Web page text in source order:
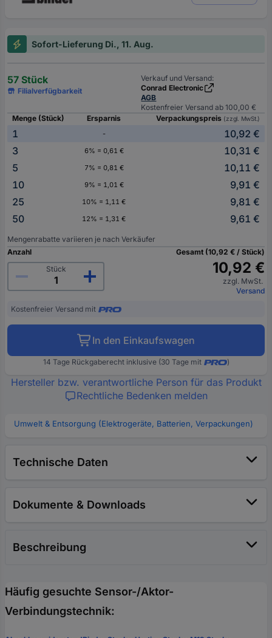
Sofort-Lieferung Di., 11. Aug.
57 Stück
Filialverfügbarkeit
Verkauf und Versand:
Conrad Electronic
AGB
Kostenfreier Versand ab 100,00 €
Menge (Stück)
Ersparnis Verpackungspreis (zzgl. MwSt.)
1 -
10,92 €
3
6% = 0,61 €
10,31 €
5
7% = 0,81 €
10,11 €
10
9% = 1,01 €
9,91 €
25
10% = 1,11 €
9,81 €
50
12% = 1,31 € 9,61 €
Mengenrabatte variieren je nach Verkäufer
Anzahl
Stück
Gesamt (10,92 € / Stück)
10,92 €
zzgl. MwSt.
Versand
Kostenfreier Versand mit
In den Einkaufswagen
14 Tage Rückgaberecht inklusive (30 Tage mit )
Hersteller bzw. verantwortliche Person für das Produkt
Rechtliche Bedenken melden
Umwelt & Entsorgung (Elektrogeräte, Batterien, Verpackungen)
Technische Daten
Dokumente & Downloads
Beschreibung
Häufig gesuchte Sensor-/Aktor-
Verbindungstechnik: